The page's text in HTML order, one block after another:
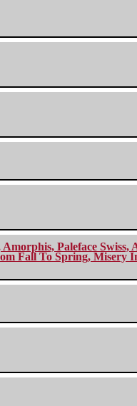
Paleface
Fall To Spring, Misery